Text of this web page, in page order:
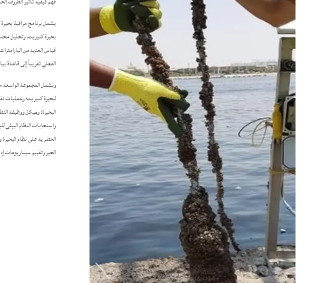
يشمل برنامج مراقبة
بحيرة كنيريت، وتحليل
قياس العديد من
الفعلي تقريباً إلى قاعدة
وتشمل المجموعة الواسعة
لبحيرة كنيريت؛ وعمليات
البحيرة؛ وهيكل ووظيفة
واستجابات النظام البيئي
الحضرية على نظام البحيرة
الجير وتقييم سيناريوهات